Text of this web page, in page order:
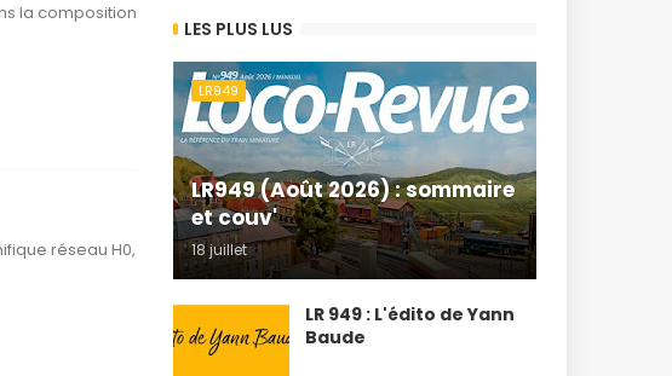
la composition
réseau H0,
LES PLUS LUS
LR949
LR949 (Août 2026) : sommaire
et couv'
18 juillet
LR 949 : L'édito de Yann
Baude